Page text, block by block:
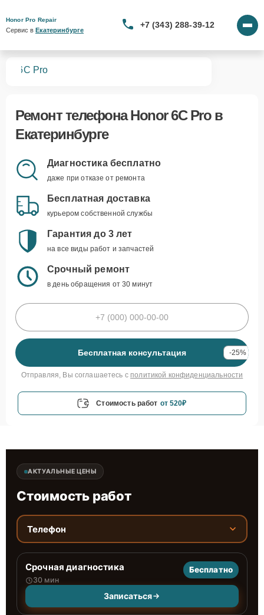
Honor Pro Repair
Сервис в Екатеринбурге
+7 (343) 288-39-12
6C Pro
Ремонттелефона Honor 6C Proв
Екатеринбурге
Диагностика бесплатно
даже при отказе от ремонта
Бесплатная доставка
курьером собственной службы
Гарантия до 3 лет
на все виды работ и запчастей
Срочный ремонт
в день обращения от 30 минут
Бесплатная консультация -25%
Отправляя, Вы соглашаетесь с политикой конфиденциальности
Стоимость работ от 520₽
АКТУАЛЬНЫЕ ЦЕНЫ
Стоимость работ
Телефон
Срочная диагностика
30 мин
Бесплатно
Записаться